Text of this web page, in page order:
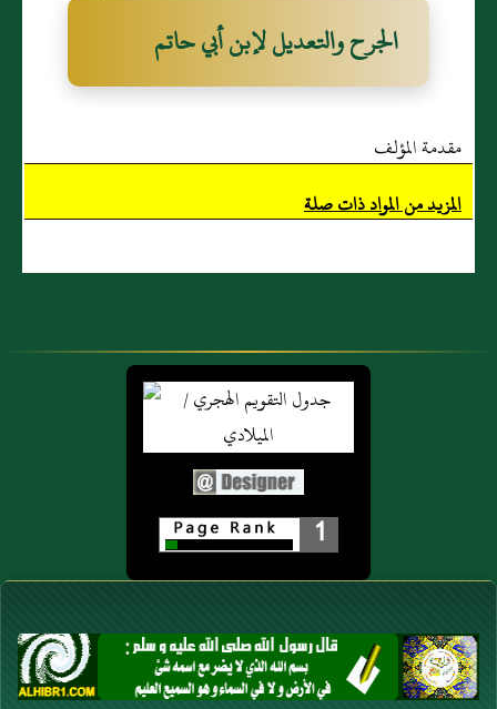
الجرح والتعديل لإبن أبي حاتم
مقدمة المؤلف
المزيد من المواد ذات صلة
1